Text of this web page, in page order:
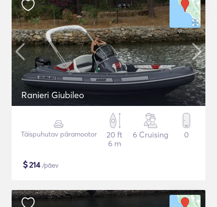
Ranieri Giubileo
Täispuhutav päramootor
20 ft
6 m
6 Cruising 0
$214/päev